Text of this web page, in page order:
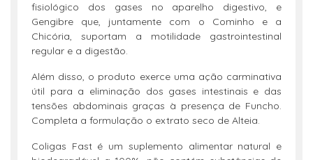
fisiológico dos gases no aparelho digestivo, e
Gengibre que, juntamente com o Cominho e a
Chicória, suportam a motilidade gastrointestinal
regular e a digestão.
Além disso, o produto exerce uma ação carminativa
útil para a eliminação dos gases intestinais e das
tensões abdominais graças à presença de Funcho.
Completa a formulação o extrato seco de Alteia.
Coligas Fast é um suplemento alimentar natural e